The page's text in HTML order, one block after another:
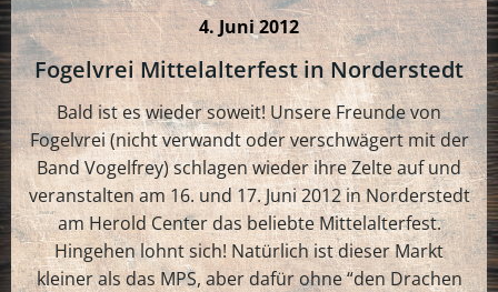
4. Juni 2012
Fogelvrei Mittelalterfest in Norderstedt
Bald ist es wieder soweit! Unsere Freunde von
Fogelvrei (nicht verwandt oder verschwägert mit der
Band Vogelfrey) schlagen wieder ihre Zelte auf und
veranstalten am 16. und 17. Juni 2012 in Norderstedt
am Herold Center das beliebte Mittelalterfest.
Hingehen lohnt sich! Natürlich ist dieser Markt
kleiner als das MPS, aber dafür ohne “den Drachen